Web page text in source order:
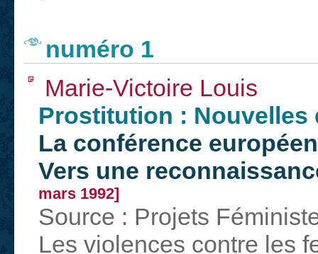
numéro 1
Marie-Victoire Louis
Prostitution :
La conférence
Vers une
mars 1992]
Source : Projets
Les violences contre les